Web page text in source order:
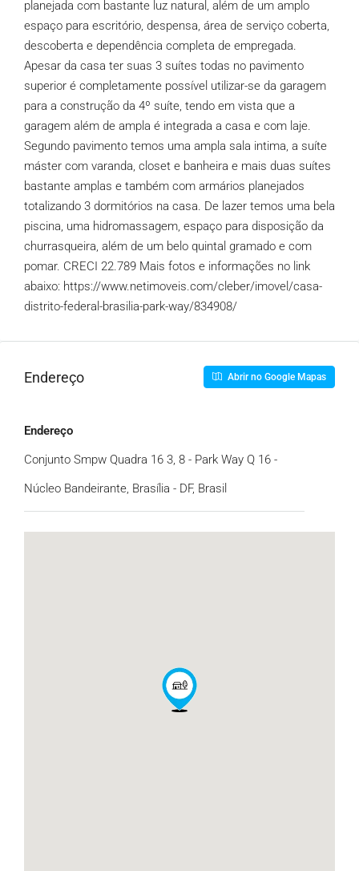
planejada com bastante luz natural, além de um amplo
espaço para escritório, despensa, área de serviço coberta,
descoberta e dependência completa de empregada.
Apesar da casa ter suas 3 suítes todas no pavimento
superior é completamente possível utilizar-se da garagem
para a construção da 4º suíte, tendo em vista que a
garagem além de ampla é integrada a casa e com laje.
Segundo pavimento temos uma ampla sala intima, a suíte
máster com varanda, closet e banheira e mais duas suítes
bastante amplas e também com armários planejados
totalizando 3 dormitórios na casa. De lazer temos uma bela
piscina, uma hidromassagem, espaço para disposição da
churrasqueira, além de um belo quintal gramado e com
pomar. CRECI 22.789 Mais fotos e informações no link
abaixo: https://www.netimoveis.com/cleber/imovel/casa-
distrito-federal-brasilia-park-way/834908/
Endereço Abrir no Google Mapas
Endereço
Conjunto Smpw Quadra 16 3, 8 - Park Way Q 16 -
Núcleo Bandeirante, Brasília - DF, Brasil